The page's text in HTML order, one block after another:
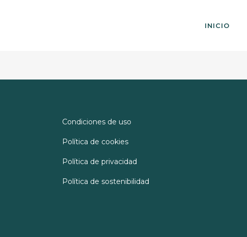
INICIO
Condiciones de uso
Política de cookies
Política de privacidad
Política de sostenibilidad